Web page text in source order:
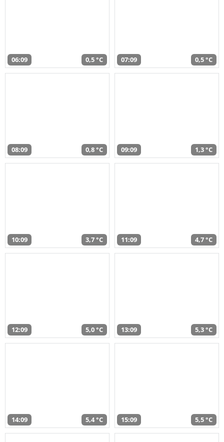
06:09 0,5 °C 07:09 0,5 °C
08:09 0,8 °C 09:09 1,3 °C
10:09 3,7 °C 11:09 4,7 °C
12:09 5,0 °C 13:09 5,3 °C
14:09 5,4 °C 15:09 5,5 °C